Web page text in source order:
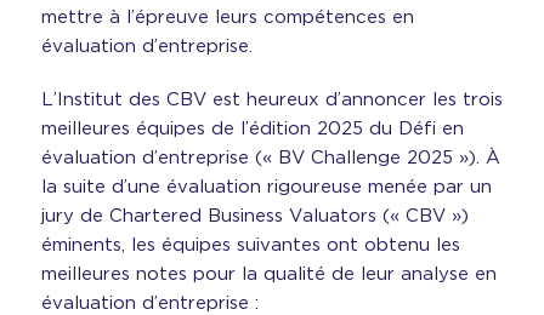
mettre à l’épreuve leurs compétences en
évaluation d’entreprise.
L’Institut des CBV est heureux d’annoncer les trois
meilleures équipes de l’édition 2025 du Défi en
évaluation d’entreprise (« BV Challenge 2025 »). À
la suite d’une évaluation rigoureuse menée par un
jury de Chartered Business Valuators (« CBV »)
éminents, les équipes suivantes ont obtenu les
meilleures notes pour la qualité de leur analyse en
évaluation d’entreprise :